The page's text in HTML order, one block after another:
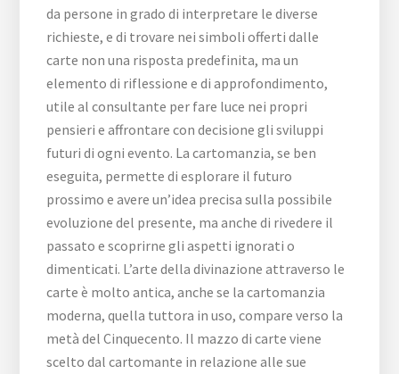
da persone in grado di interpretare le diverse
richieste, e di trovare nei simboli offerti dalle
carte non una risposta predefinita, ma un
elemento di riflessione e di approfondimento,
utile al consultante per fare luce nei propri
pensieri e affrontare con decisione gli sviluppi
futuri di ogni evento. La cartomanzia, se ben
eseguita, permette di esplorare il futuro
prossimo e avere un’idea precisa sulla possibile
evoluzione del presente, ma anche di rivedere il
passato e scoprirne gli aspetti ignorati o
dimenticati. L’arte della divinazione attraverso le
carte è molto antica, anche se la cartomanzia
moderna, quella tuttora in uso, compare verso la
metà del Cinquecento. Il mazzo di carte viene
scelto dal cartomante in relazione alle sue